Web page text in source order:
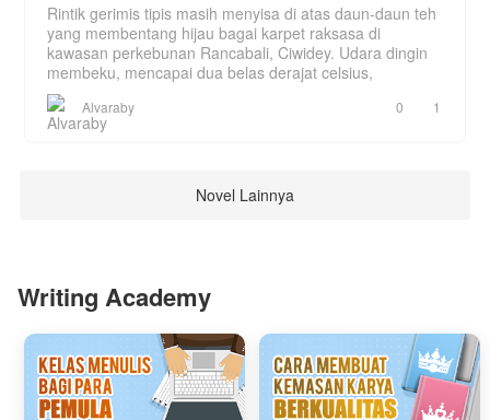
Rintik gerimis tipis masih menyisa di atas daun-daun teh
yang membentang hijau bagai karpet raksasa di
kawasan perkebunan Rancabali, Ciwidey. Udara dingin
membeku, mencapai dua belas derajat celsius,
Alvaraby 0 1
Novel Lainnya
Writing Academy